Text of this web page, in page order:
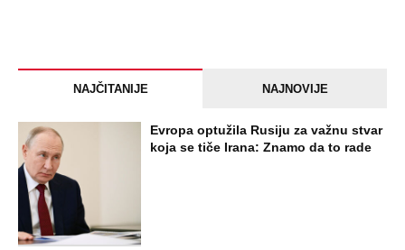
NAJČITANIJE NAJNOVIJE
Evropa optužila Rusiju za važnu stvar
koja se tiče Irana: Znamo da to rade